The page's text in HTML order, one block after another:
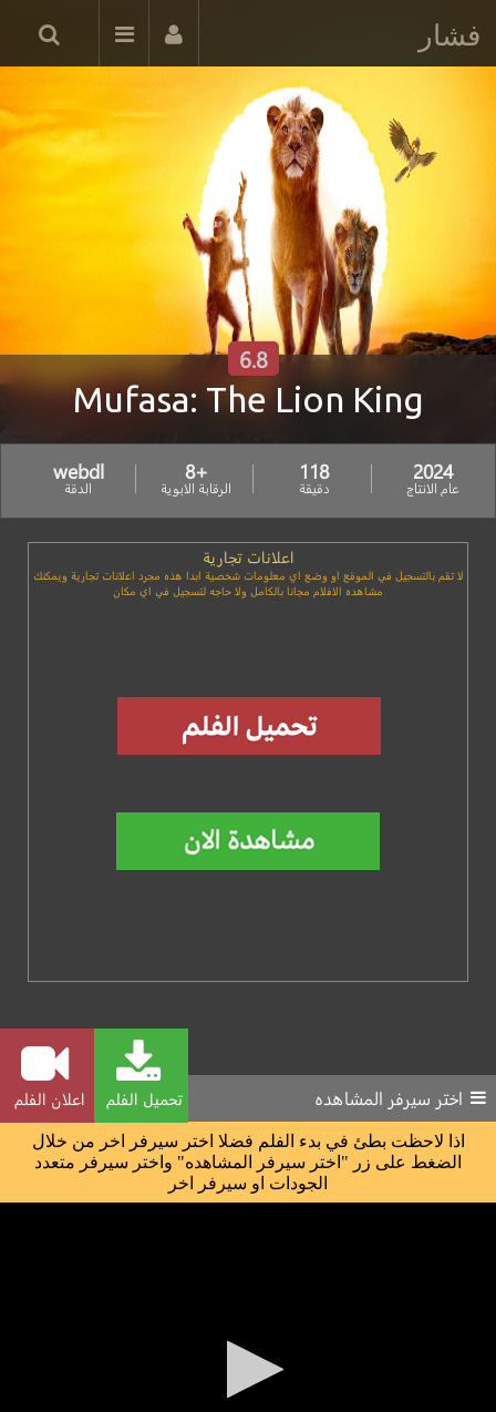
فشار
Mufasa: The Lion King
6.8
2024
عام الانتاج
118
دقيقة
+8
الرقابة الابوية
webdl
الدقة
اعلانات تجارية
لا تقم بالتسجيل في الموقع او وضع اي معلومات شخصية ابدا هذه مجرد اعلانات تجارية ويمكنك
مشاهده الافلام مجانا بالكامل ولا حاجه لتسجيل في اي مكان
تحميل الفلم اعلان الفلم اختر سيرفر المشاهده
اذا لاحظت بطئ في بدء الفلم فضلا اختر سيرفر اخر من خلال
الضغط على زر "اختر سيرفر المشاهده" واختر سيرفر متعدد
الجودات او سيرفر اخر